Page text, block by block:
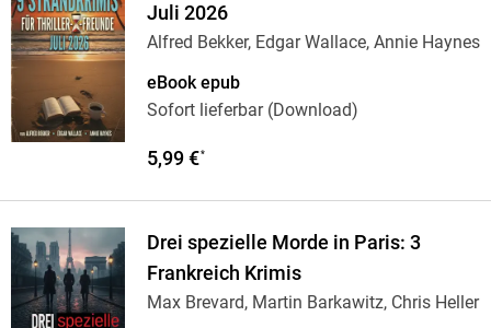
Juli 2026
Alfred Bekker, Edgar Wallace, Annie Haynes
eBook epub
Sofort lieferbar (Download)
5,99 €*
Drei spezielle Morde in Paris: 3
Frankreich Krimis
Max Brevard, Martin Barkawitz, Chris Heller